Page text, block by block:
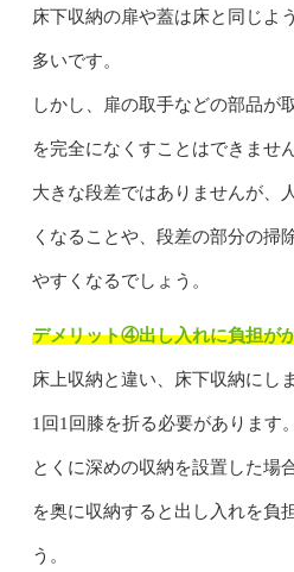
床下収納の扉や蓋は床と同じよ
多いです。
しかし、扉の取手などの部品が
を完全になくすことはできません
大きな段差ではありませんが、
くなることや、段差の部分の掃
やすくなるでしょう。
デメリット④出し入れに負担が
床上収納と違い、床下収納にし
1回1回膝を折る必要があります。
とくに深めの収納を設置した場
を奥に収納すると出し入れを負
う。